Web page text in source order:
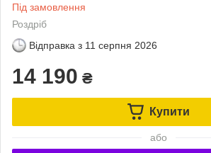
Під замовлення
Роздріб
Відправка з 11 серпня 2026
14 190 ₴
Купити
або